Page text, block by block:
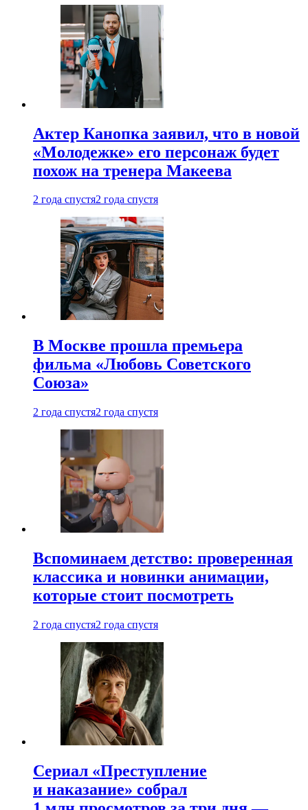
Актер Канопка заявил, что в новой
«Молодежке» его персонаж будет
похож на тренера Макеева
2 года спустя2 года спустя
В Москве прошла премьера
фильма «Любовь Советского
Союза»
2 года спустя2 года спустя
Вспоминаем детство: проверенная
классика и новинки анимации,
которые стоит посмотреть
2 года спустя2 года спустя
Сериал «Преступление
и наказание» собрал